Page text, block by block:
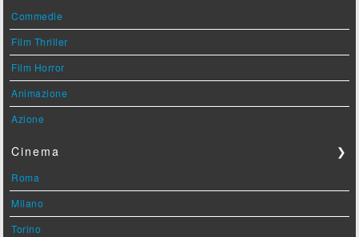
Commedie
Film Thriller
Film Horror
Animazione
Azione
Cinema ❯
Roma
Milano
Torino